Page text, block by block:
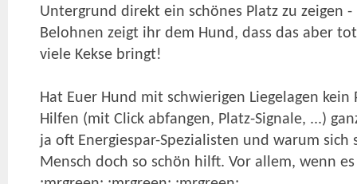
Untergrund direkt ein schönes Platz zu zeigen
Belohnen zeigt ihr dem Hund, dass das aber
viele Kekse bringt!
Hat Euer Hund mit schwierigen Liegelagen
Hilfen (mit Click abfangen, Platz-Signale, ...)
ja oft Energiespar-Spezialisten und warum
Mensch doch so schön hilft. Vor allem, wenn